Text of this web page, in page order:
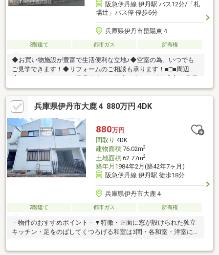
阪急伊丹線 伊丹駅 バス12分/「札
場辻」バス停 停歩6分
兵庫県伊丹市昆陽東４
2階建て 都市ガス 所有権
◆お買い物施設が豊富で生活便利な立地♪◆空室の為、いつでも
ご見学できます！◆リフォームのご相談も承ります！■□■周辺環
陽店まで徒歩２分フレッシュマルチュウ 昆陽店まで徒歩７分サン
ディ 伊丹昆陽店まで徒歩５分ミニストップ 伊丹昆陽東1丁目店ま
で徒歩５分◇摂陽小学校まで徒歩１４分◇西中学校まで徒歩５分
◆◇◆今すぐご覧になられたい方◆◇◆【電話で問い合わせ】を
タップしてください！！ ■□アルバイト等、ローン審査が心配な方
も、まずはご相談下さい！□■
兵庫県伊丹市大鹿４ 880万円 4DK
880万円
間取り 4DK
建物面積76.02m2
土地面積62.77m2
築年月 1984年2月(築42年7ヶ月)
阪急伊丹線 伊丹駅 徒歩18分
兵庫県伊丹市大鹿４
2階建て 都市ガス 所有権
－物件のおすすめポイント－▼特徴・正面に窓が設けられた独立
キッチン・足をのばしてくつろげる和室は3間・各和室・洋室に収
2分(約100m)・スーパー「阪急オアシス伊丹大鹿店」徒歩7分(約